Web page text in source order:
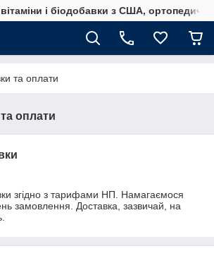
і біодобавки з США,
та оплати
оплати
згідно з тарифами НП. Намагаємося
замовлення. Доставка, зазвичай, на